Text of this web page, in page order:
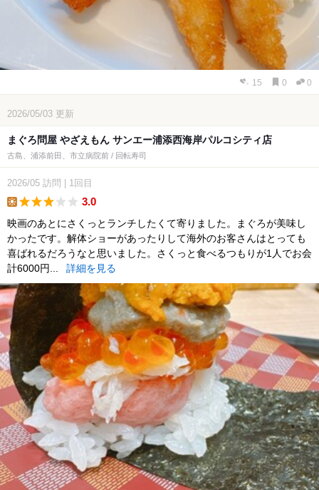
15 0 0
2026/05/03 更新
まぐろ問屋 やざえもん サンエー浦添西海岸パルコシティ店
古島、浦添前田、市立病院前 / 回転寿司
2026/05 訪問 1回目
3.0
映画のあとにさくっとランチしたくて寄りました。まぐろが美味し
かったです。解体ショーがあったりして海外のお客さんはとっても
喜ばれるだろうなと思いました。さくっと食べるつもりが1人でお会
計6000円...
詳細を見る